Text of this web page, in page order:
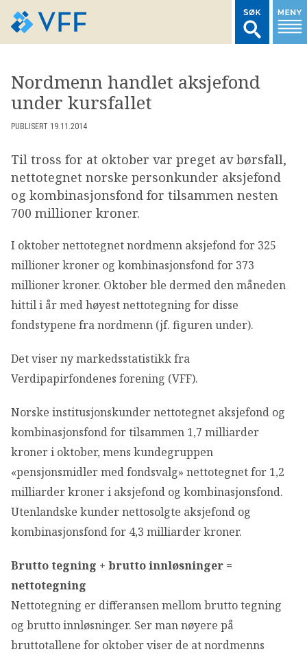
LOGG INN MEDLEMSNETT
MARKEDSSTATISTIKK
FONDSDATA
AKTUELT
OM VFF
DEN LILLE FONDSHÅNDBOKEN
Nordmenn handlet aksjefond
under kursfallet
PUBLISERT 19.11.2014
Til tross for at oktober var preget av børsfall,
nettotegnet norske personkunder aksjefond
og kombinasjonsfond for tilsammen nesten
700 millioner kroner.
I oktober nettotegnet nordmenn aksjefond for 325
millioner kroner og kombinasjonsfond for 373
millioner kroner. Oktober ble dermed den måneden
hittil i år med høyest nettotegning for disse
fondstypene fra nordmenn (jf. figuren under).
Det viser ny markedsstatistikk fra
Verdipapirfondenes forening (VFF).
Norske institusjonskunder nettotegnet aksjefond og
kombinasjonsfond for tilsammen 1,7 milliarder
kroner i oktober, mens kundegruppen
«pensjonsmidler med fondsvalg» nettotegnet for 1,2
milliarder kroner i aksjefond og kombinasjonsfond.
Utenlandske kunder nettosolgte aksjefond og
kombinasjonsfond for 4,3 milliarder kroner.
Brutto tegning + brutto innløsninger =
nettotegning
Nettotegning er differansen mellom brutto tegning
og brutto innløsninger. Ser man nøyere på
bruttotallene for oktober viser de at nordmenns